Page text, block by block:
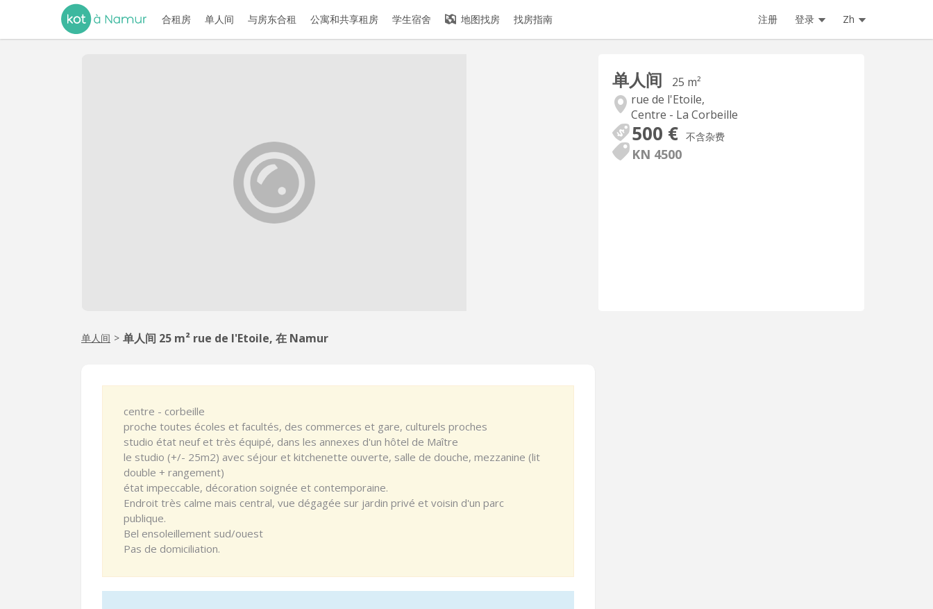
合租房 单人间 与房东合租 公寓和共享租房 学生宿舍 地图找房 找房指南 注册 登录 Zh
单人间
25 m²
rue de l'Etoile,
Centre - La Corbeille
500 € 不含杂费
KN 4500
单人间 > 单人间 25 m² rue de l'Etoile, 在 Namur
centre - corbeille
proche toutes écoles et facultés, des commerces et gare, culturels proches
studio état neuf et très équipé, dans les annexes d'un hôtel de Maître
le studio (+/- 25m2) avec séjour et kitchenette ouverte, salle de douche, mezzanine (lit
double + rangement)
état impeccable, décoration soignée et contemporaine.
Endroit très calme mais central, vue dégagée sur jardin privé et voisin d'un parc
publique.
Bel ensoleillement sud/ouest
Pas de domiciliation.